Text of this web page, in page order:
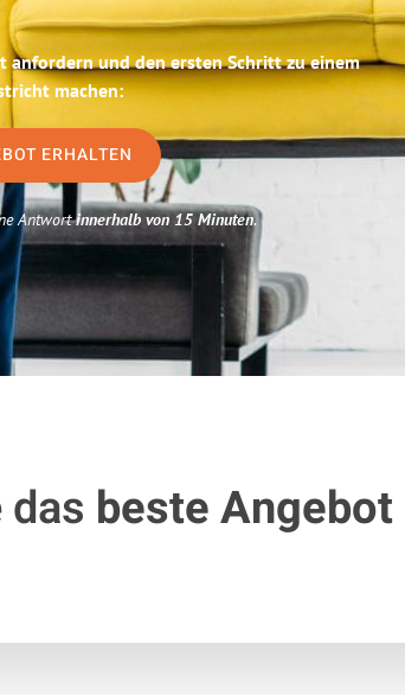
anfordern und den ersten Schritt zu einem
machen:
ERHALTEN
Antwortinnerhalb von 15 Minuten.
beste Angebot